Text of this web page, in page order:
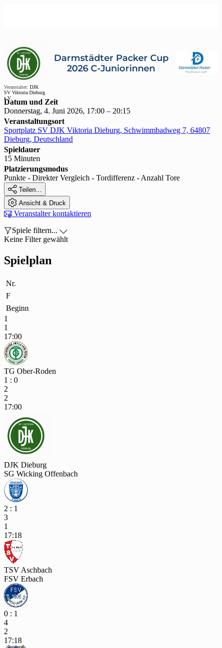
Veranstalter: DJK
SV Viktoria Dieburg
e.V.
Darmstädter Packer Cup
2026 C-Juniorinnen
Datum und Zeit
Donnerstag, 4. Juni 2026, 17:00 – 20:15
Veranstaltungsort
Sportplatz SV DJK Viktoria Dieburg, Schwimmbadweg 7, 64807
Dieburg, Deutschland
Spieldauer
15 Minuten
Platzierungsmodus
Punkte - Direkter Vergleich - Tordifferenz - Anzahl Tore
 Teilen...
 Ansicht & Druck
 Veranstalter kontaktieren
Spiele filtern... 
Keine Filter gewählt
Spielplan
Nr.
F
Beginn
1
1
17:00
TG Ober-Roden
1 : 0
2
2
17:00
DJK Dieburg
SG Wicking Offenbach
2 : 1
3
1
17:18
TSV Aschbach
FSV Erbach
0 : 1
4
2
17:18